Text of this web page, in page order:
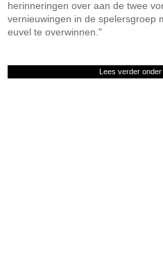
herinneringen over aan de twee
vernieuwingen in de spelersgroep
euvel te overwinnen."
Lees verder